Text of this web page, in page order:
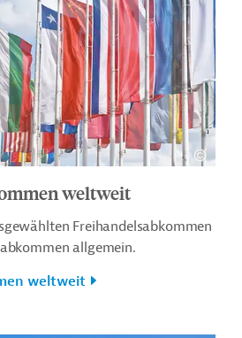
weltweit
Freihandelsabkommen
allgemein.
weltweit